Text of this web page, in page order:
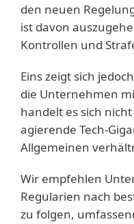
den neuen
ist davon
Kontrollen und
Eins zeigt sich
die Unternehmen
handelt es sich
agierende Tech-
Allgemeinen
Wir empfehlen
Regularien nach
zu folgen,